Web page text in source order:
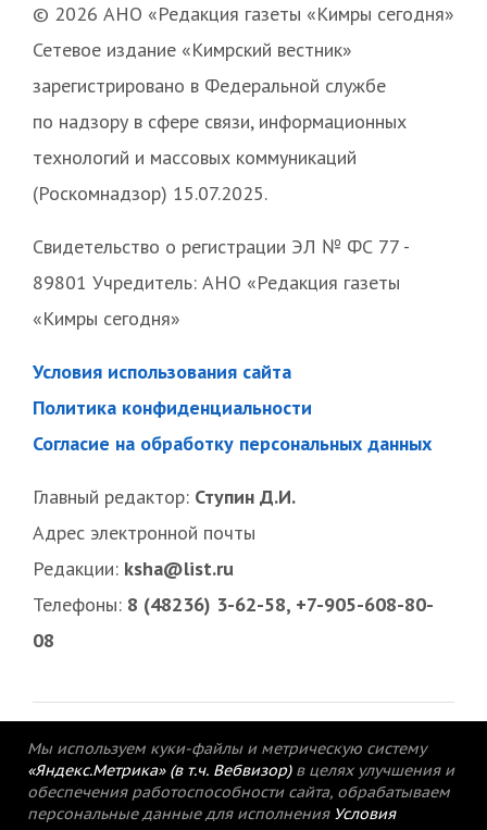
© 2026 АНО «Редакция газеты «Кимры сегодня»
Сетевое издание «Кимрский вестник»
зарегистрировано в Федеральной службе
по надзору в сфере связи, информационных
технологий и массовых коммуникаций
(Роскомнадзор) 15.07.2025.
Свидетельство о регистрации ЭЛ № ФС 77 -
89801 Учредитель: АНО «Редакция газеты
«Кимры сегодня»
Условия использования сайта
Политика конфиденциальности
Согласие на обработку персональных данных
Главный редактор: Ступин Д.И.
Адрес электронной почты
Редакции: ksha@list.ru
Телефоны: 8 (48236) 3-62-58, +7-905-608-80-
08
Мы используем куки-файлы и метрическую систему
«Яндекс.Метрика» (в т.ч. Вебвизор) в целях улучшения и
обеспечения работоспособности сайта, обрабатываем
персональные данные для исполнения Условия